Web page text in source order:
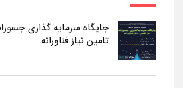
جایگاه سرمایه گذاری
تامین نیاز فناورانه